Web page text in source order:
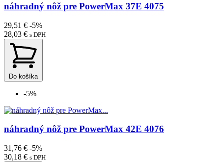
náhradný nôž pre PowerMax 37E 4075
29,51 € -5%
28,03 € s DPH
Do košíka
-5%
náhradný nôž pre PowerMax 42E 4076
31,76 € -5%
30,18 € s DPH